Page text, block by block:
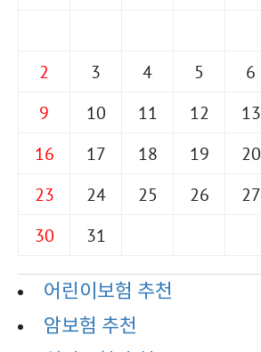
2
3 4 5 6
9
10 11 12 13
16
17 18 19 20
23
24 25 26 27
30
31
어린이보험 추천
암보험 추천